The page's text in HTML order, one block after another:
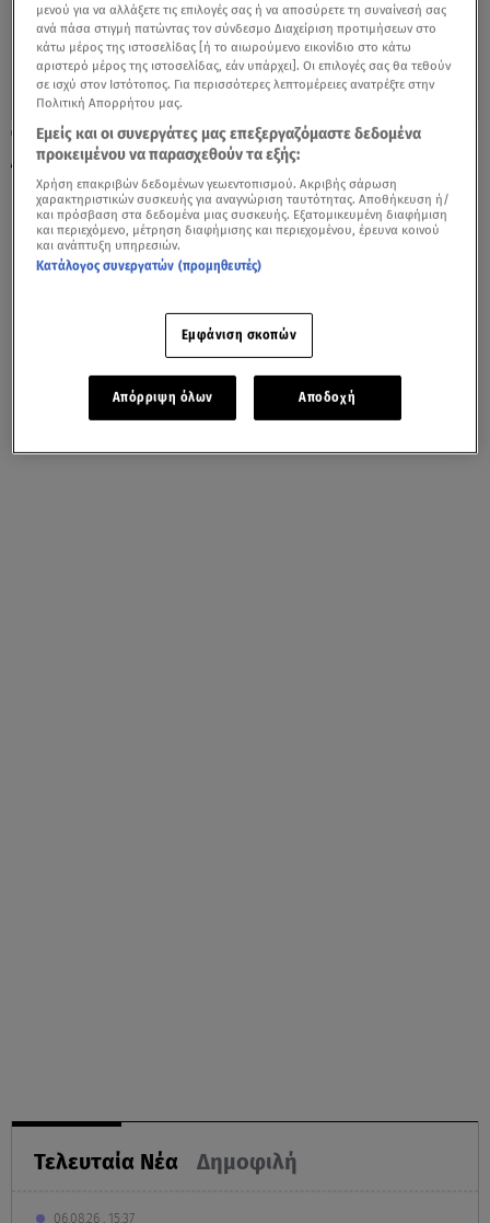
17.10.21, 15:59
Αφεντικό και σκύλος σε… ρεσιτάλ
ροχαλίσματος
Τελευταία Νέα Δημοφιλή
06.08.26 , 15:37
μενού για να αλλάξετε τις επιλογές σας ή να αποσύρετε τη συναίνεσή σας
ανά πάσα στιγμή πατώντας τον σύνδεσμο Διαχείριση προτιμήσεων στο
κάτω μέρος της ιστοσελίδας [ή το αιωρούμενο εικονίδιο στο κάτω
αριστερό μέρος της ιστοσελίδας, εάν υπάρχει]. Οι επιλογές σας θα τεθούν
σε ισχύ στον Ιστότοπος. Για περισσότερες λεπτομέρειες ανατρέξτε στην
Πολιτική Απορρήτου μας.
Εμείς και οι συνεργάτες μας επεξεργαζόμαστε δεδομένα
προκειμένου να παρασχεθούν τα εξής:
Χρήση επακριβών δεδομένων γεωεντοπισμού. Ακριβής σάρωση
χαρακτηριστικών συσκευής για αναγνώριση ταυτότητας. Αποθήκευση ή/
και πρόσβαση στα δεδομένα μιας συσκευής. Εξατομικευμένη διαφήμιση
και περιεχόμενο, μέτρηση διαφήμισης και περιεχομένου, έρευνα κοινού
και ανάπτυξη υπηρεσιών.
Κατάλογος συνεργατών (προμηθευτές)
Εμφάνιση σκοπών
Απόρριψη όλων Αποδοχή